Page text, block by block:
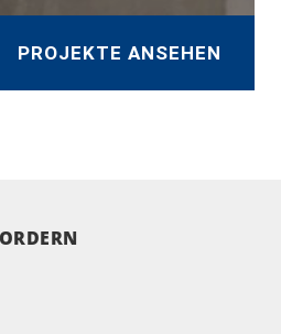
PROJEKTE ANSEHEN